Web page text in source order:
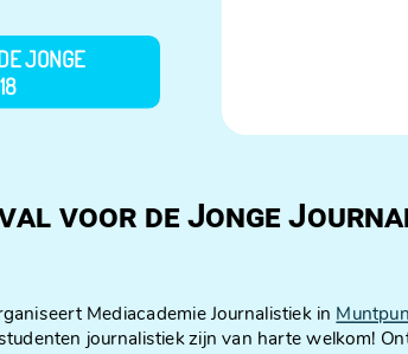
JONGE
voor de Jonge
Mediacademie Journalistiek in
journalistiek zijn van harte welkom!